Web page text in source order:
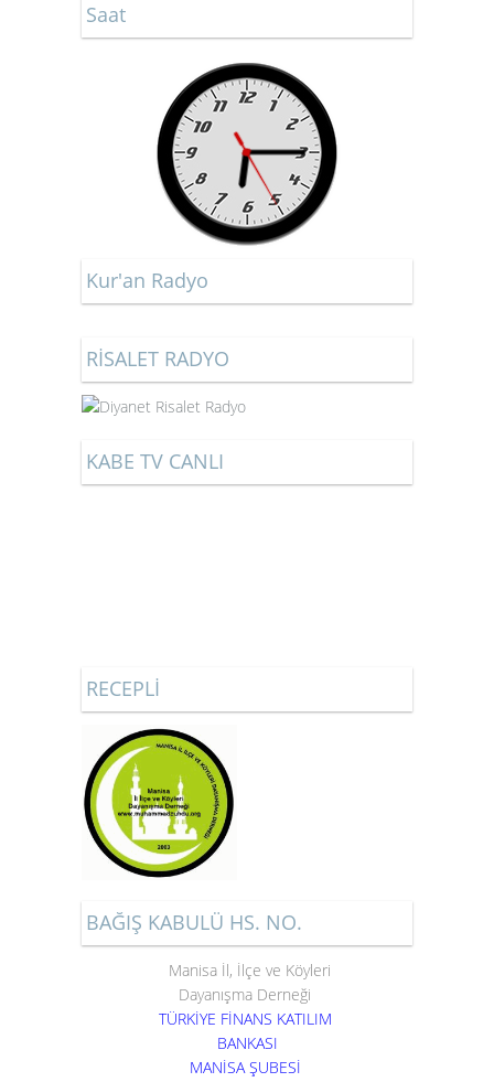
Saat
Kur'an Radyo
RİSALET RADYO
KABE TV CANLI
RECEPLİ
BAĞIŞ KABULÜ HS. NO.
Manisa İl, İlçe ve Köyleri
Dayanışma Derneği
TÜRKİYE FİNANS KATILIM
BANKASI
MANİSA ŞUBESİ